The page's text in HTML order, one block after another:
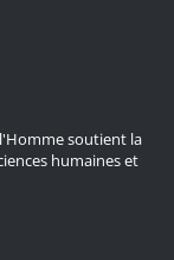
soutient la
humaines et